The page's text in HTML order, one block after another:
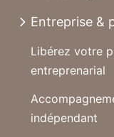
Entreprise &
Libérez votre
entreprenarial
indépendant